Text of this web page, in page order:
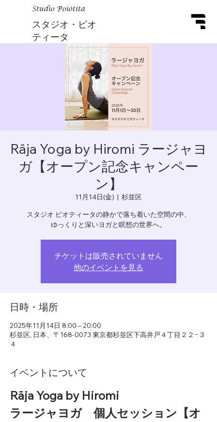
スタジオ・ピオ
ティータ
Studio Poiótita
Rāja Yoga by Hiromi ラージャヨ
ガ【オープン記念キャンペー
ン】
11月14日(金)
  |
杉並区
スタジオ ピオティータの静かで落ち着いた空間の中、
ゆっくりと深いヨガと瞑想の世界へ。
チケットは販売されていません
他のイベントを見る
日時・場所
2025年11月14日 8:00 – 20:00
杉並区, 日本、〒168-0073 東京都杉並区下高井戸４丁目２２−３
４
イベントについて
Rāja Yoga by Hiromi
ラージャヨガ　個人セッション【オ